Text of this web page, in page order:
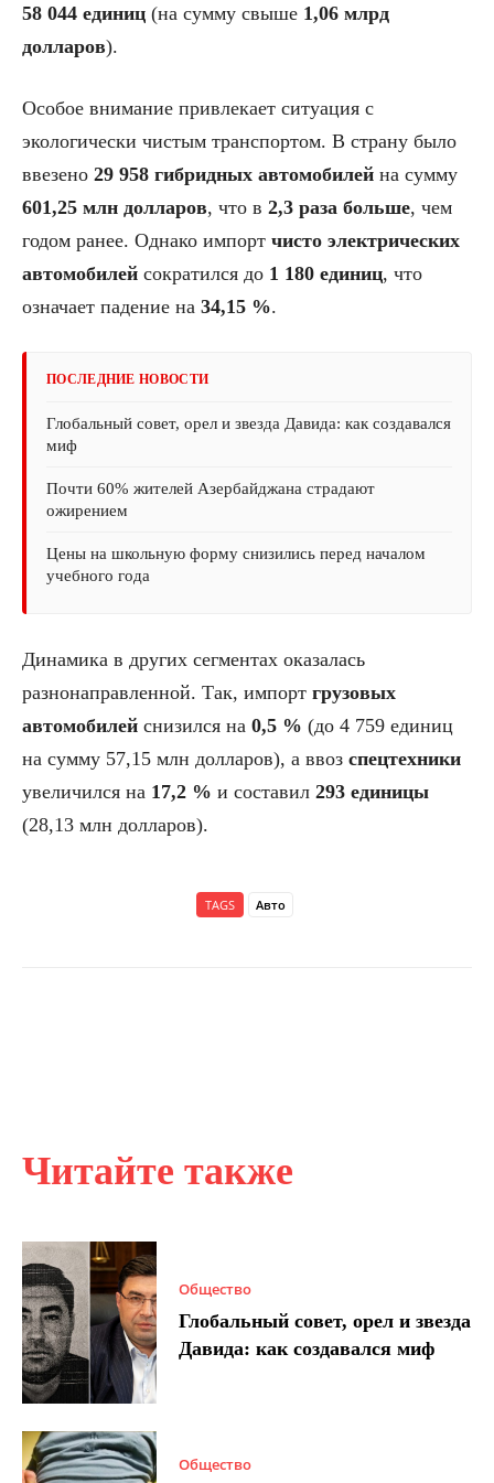
Читайте также
Общество
Глобальный совет, орел и звезда
Давида: как создавался миф
Общество
58 044 единиц (на сумму свыше 1,06 млрд
долларов).
Особое внимание привлекает ситуация с
экологически чистым транспортом. В страну было
ввезено 29 958 гибридных автомобилей на сумму
601,25 млн долларов, что в 2,3 раза больше, чем
годом ранее. Однако импорт чисто электрических
автомобилей сократился до 1 180 единиц, что
означает падение на 34,15 %.
ПОСЛЕДНИЕ НОВОСТИ
Глобальный совет, орел и звезда Давида: как создавался
миф
Почти 60% жителей Азербайджана страдают
ожирением
Цены на школьную форму снизились перед началом
учебного года
Динамика в других сегментах оказалась
разнонаправленной. Так, импорт грузовых
автомобилей снизился на 0,5 % (до 4 759 единиц
на сумму 57,15 млн долларов), а ввоз спецтехники
увеличился на 17,2 % и составил 293 единицы
(28,13 млн долларов).
TAGS Авто